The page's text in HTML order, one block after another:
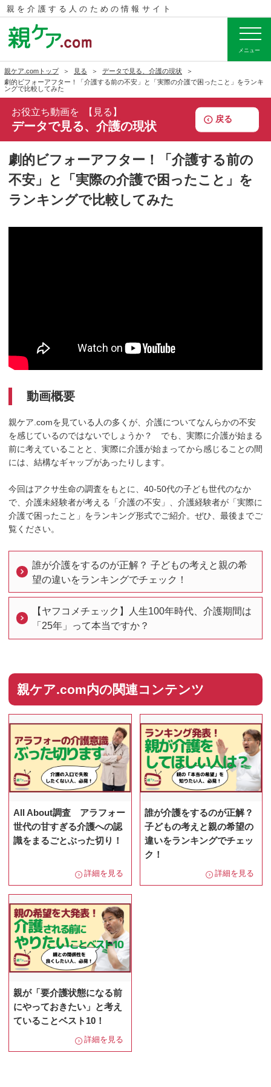
親を介護する人のための情報サイト
メニュー
親ケア.comトップ 見る
データで見る、介護の現状
劇的ビフォーアフター！「介護する前の不安」と「実際の介護で困ったこと」をランキ
ングで比較してみた
お役立ち動画を 見る
データで見る、介護の現状
戻る
劇的ビフォーアフター！「介護する前の
不安」と「実際の介護で困ったこと」を
ランキングで比較してみた
動画概要
親ケア.comを見ている人の多くが、介護についてなんらかの不安
を感じているのではないでしょうか？ でも、実際に介護が始まる
前に考えていることと、実際に介護が始まってから感じることの間
には、結構なギャップがあったりします。
今回はアクサ生命の調査をもとに、40-50代の子ども世代のなか
で、介護未経験者が考える「介護の不安」、介護経験者が「実際に
介護で困ったこと」をランキング形式でご紹介。ぜひ、最後までご
覧ください。
誰が介護をするのが正解？ 子どもの考えと親の希
望の違いをランキングでチェック！
【ヤフコメチェック】人生100年時代、介護期間は
「25年」って本当ですか？
親ケア.com内の関連コンテンツ
All About調査 アラフォー
世代の甘すぎる介護への認
識をまるごとぶった切り！
詳細を見る
誰が介護をするのが正解？
子どもの考えと親の希望の
違いをランキングでチェッ
ク！
詳細を見る
親が「要介護状態になる前
にやっておきたい」と考え
ていることベスト10！
詳細を見る